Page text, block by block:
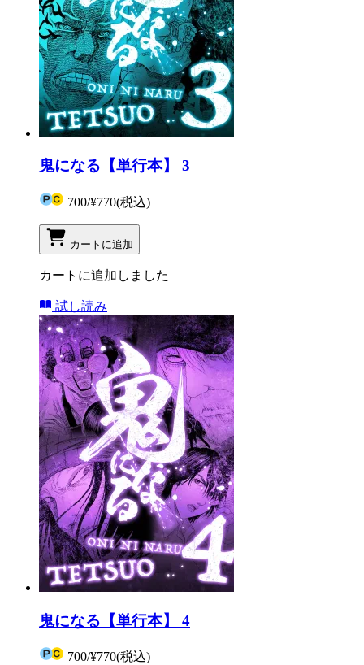
鬼になる【単行本】 3
700/¥770(税込)
カートに追加
カートに追加しました
試し読み
鬼になる【単行本】 4
700/¥770(税込)